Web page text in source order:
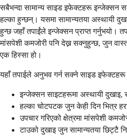
सबैभन्दा सामान्य साइड इफेक्टहरू इन्जेक्सन
हल्का हुन्छन्। यसमा सामान्यतया अस्थायी
हुन्छ जहाँ तपाईंले इन्जेक्सन प्राप्त गर्नुभयो।
मांसपेशी कमजोरी पनि देख्न सक्नुहुन्छ, जुन
एक हिस्सा हो।
यहाँ तपाईले अनुभव गर्न सक्ने साइड इफेक्टहरू
इन्जेक्सन साइटहरूमा अस्थायी दुखाइ,
हल्का चोटपटक जुन केही दिन भित्र
उपचार गरिएको क्षेत्रमा मांसपेशी
टाउको दुखाइ जुन सामान्यतया छिट्टै